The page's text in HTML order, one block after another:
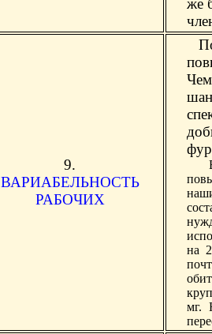
же
9.
ВАРИАБЕЛЬНОСТЬ
РАБОЧИХ
В
на
мг.